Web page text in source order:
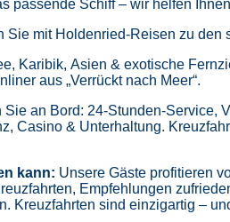
passende Schiff – wir helfen
Sie mit Holdenried-Reisen zu den
Karibik, Asien & exotische
aus „Verrückt nach Meer“.
Sie an Bord: 24-Stunden-Service,
Casino & Unterhaltung.
kann: Unsere Gäste profitieren
Empfehlungen
Kreuzfahrten sind einzigartig –